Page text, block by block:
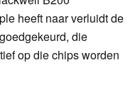
heeft naar verluidt de
die
op die chips worden